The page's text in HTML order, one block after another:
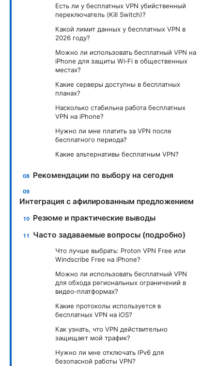
Есть ли у бесплатных VPN убийственный
переключатель (Kill Switch)?
Какой лимит данных у бесплатных VPN в
2026 году?
Можно ли использовать бесплатный VPN на
iPhone для защиты Wi‑Fi в общественных
местах?
Какие серверы доступны в бесплатных
планах?
Насколько стабильна работа бесплатных
VPN на iPhone?
Нужно ли мне платить за VPN после
бесплатного периода?
Какие альтернативы бесплатным VPN?
Рекомендации по выбору на сегодня
Интеграция с афилированным предложением
Резюме и практические выводы
Часто задаваемые вопросы (подробно)
Что лучше выбрать: Proton VPN Free или
Windscribe Free на iPhone?
Можно ли использовать бесплатный VPN
для обхода региональных ограничений в
видео-платформах?
Какие протоколы используется в
бесплатных VPN на iOS?
Как узнать, что VPN действительно
защищает мой трафик?
Нужно ли мне отключать IPv6 для
безопасной работы VPN?